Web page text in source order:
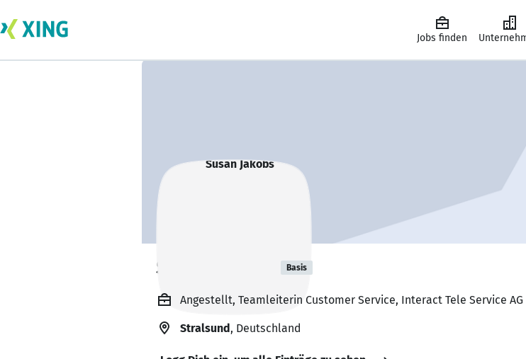
Jobs finden
Susan Jakobs Basis
Angestellt, Teamleiterin Customer Service, Interact Tele Service AG
Stralsund, Deutschland